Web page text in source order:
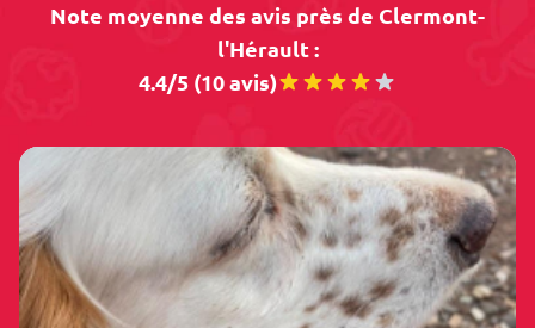
Note moyenne des avis près de Clermont-
l'Hérault :
4.4/5 (10 avis)